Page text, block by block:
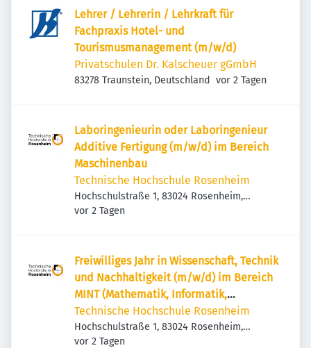
Lehrer / Lehrerin / Lehrkraft für
Fachpraxis Hotel- und
Tourismusmanagement (m/w/d)
Privatschulen Dr. Kalscheuer gGmbH
83278 Traunstein, Deutschland Veröffentlicht
vor 2 Tagen
Laboringenieurin oder Laboringenieur
Additive Fertigung (m/w/d) im Bereich
Maschinenbau
Technische Hochschule Rosenheim
Hochschulstraße 1, 83024 Rosenheim,
Deutschland
Veröffentlicht
vor 2 Tagen
Freiwilliges Jahr in Wissenschaft, Technik
und Nachhaltigkeit (m/w/d) im Bereich
MINT (Mathematik, Informatik,
Naturwissenschaft und Technik)
Technische Hochschule Rosenheim
Hochschulstraße 1, 83024 Rosenheim,
Deutschland
Veröffentlicht
vor 2 Tagen